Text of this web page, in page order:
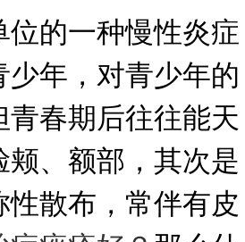
的一种慢性炎症
年，对青少年的
春期后往往能天
、额部，其次是
散布，常伴有皮